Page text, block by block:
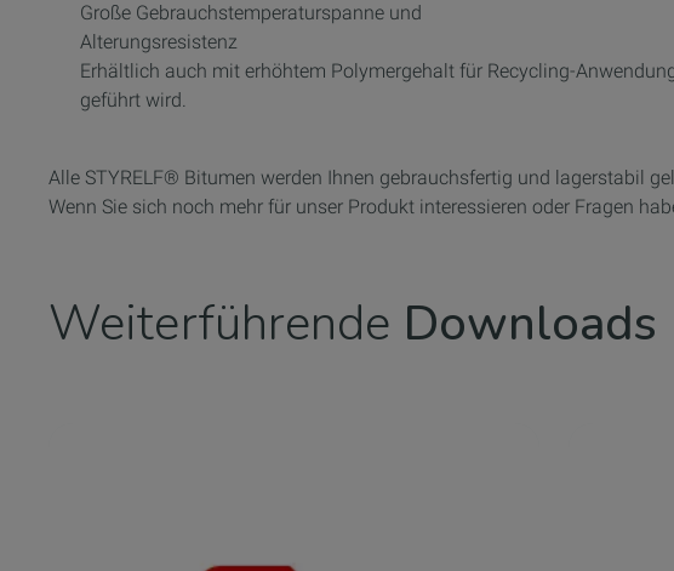
Große Gebrauchstemperaturspanne und
Alterungsresistenz
Erhältlich auch mit erhöhtem Polymergehalt für Recycling-
geführt wird.
Alle STYRELF® Bitumen werden Ihnen gebrauchsfertig und lagerstabil
Wenn Sie sich noch mehr für unser Produkt interessieren oder Fragen
Weiterführende Downloads